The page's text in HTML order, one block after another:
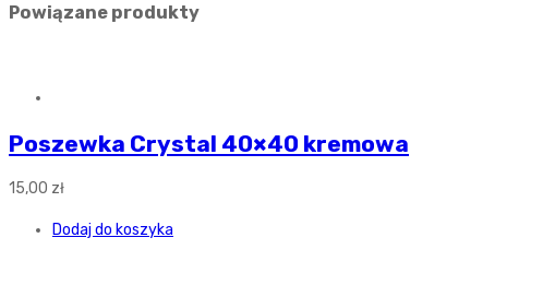
Powiązane produkty
Poszewka Crystal 40×40 kremowa
15,00 zł
Dodaj do koszyka